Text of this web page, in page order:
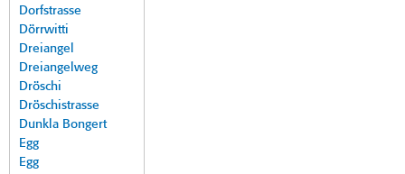
Dorfstrasse
Dörrwitti
Dreiangel
Dreiangelweg
Dröschi
Dröschistrasse
Dunkla Bongert
Egg
Egg